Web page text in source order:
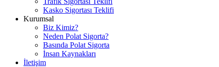
Kasko Sigortası Teklifi
Kurumsal
Biz Kimiz?
Neden Polat Sigorta?
Basında Polat Sigorta
İnsan Kaynakları
İletişim